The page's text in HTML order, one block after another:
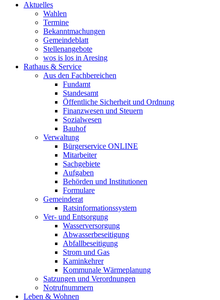
Aktuelles
Wahlen
Termine
Bekanntmachungen
Gemeindeblatt
Stellenangebote
wos is los in Aresing
Rathaus & Service
Aus den Fachbereichen
Fundamt
Standesamt
Öffentliche Sicherheit und Ordnung
Finanzwesen und Steuern
Sozialwesen
Bauhof
Verwaltung
Bürgerservice ONLINE
Mitarbeiter
Sachgebiete
Aufgaben
Behörden und Institutionen
Formulare
Gemeinderat
Ratsinformationssystem
Ver- und Entsorgung
Wasserversorgung
Abwasserbeseitigung
Abfallbeseitigung
Strom und Gas
Kaminkehrer
Kommunale Wärmeplanung
Satzungen und Verordnungen
Notrufnummern
Leben & Wohnen